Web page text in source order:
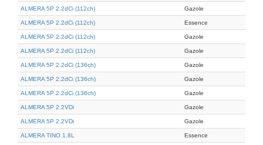
ALMERA 5P 2.2dCi (112ch) Gazole
ALMERA 5P 2.2dCi (112ch) Essence
ALMERA 5P 2.2dCi (112ch) Gazole
ALMERA 5P 2.2dCi (112ch) Gazole
ALMERA 5P 2.2dCi (136ch) Gazole
ALMERA 5P 2.2dCi (136ch) Gazole
ALMERA 5P 2.2dCi (136ch) Gazole
ALMERA 5P 2.2VDi Gazole
ALMERA 5P 2.2VDi Gazole
ALMERA TINO 1.8L Essence